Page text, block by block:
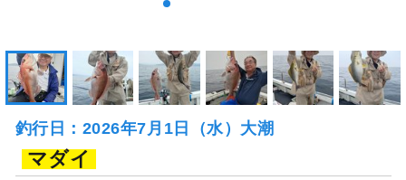
釣行日：2026年7月1日（水）大潮
マダイ